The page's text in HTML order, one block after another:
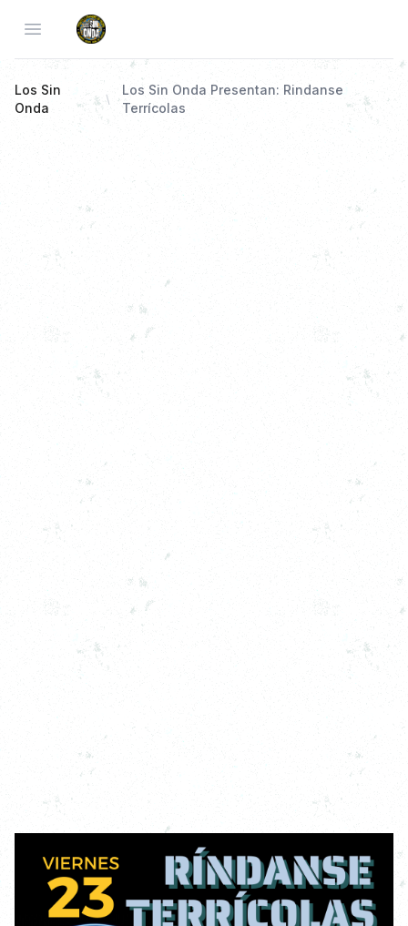
Open menu
Los Sin
Onda
Los Sin Onda Presentan: Rindanse
Terrícolas